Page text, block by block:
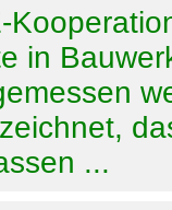
in
...